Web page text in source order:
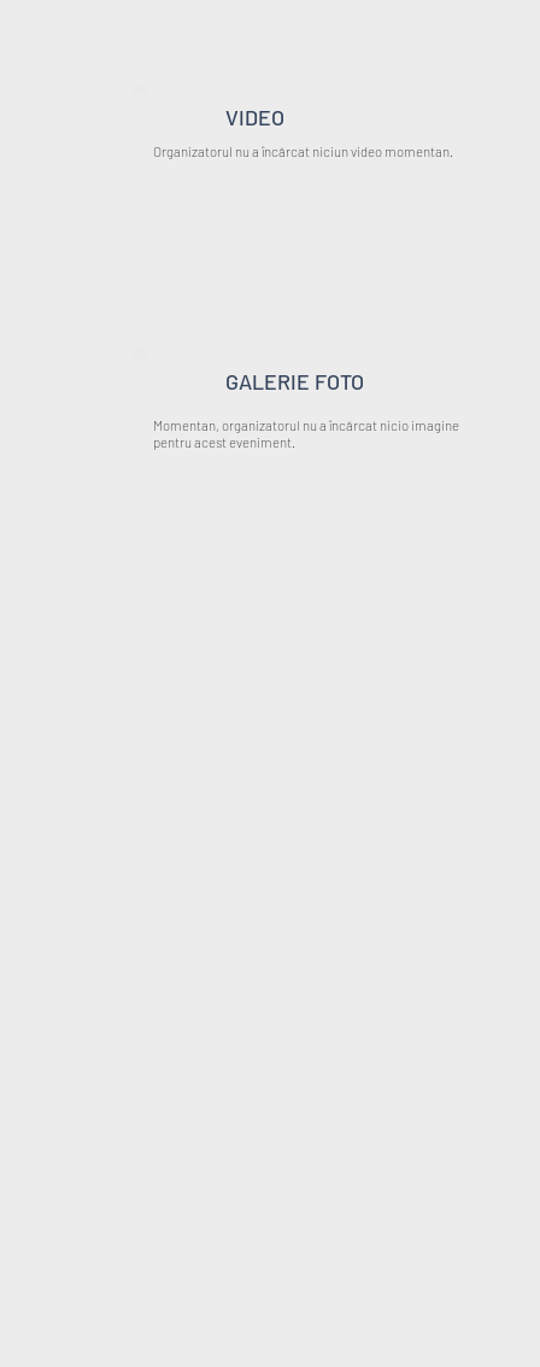
VIDEO
Organizatorul nu a încărcat niciun video momentan.
GALERIE FOTO
Momentan, organizatorul nu a încărcat nicio imagine
pentru acest eveniment.